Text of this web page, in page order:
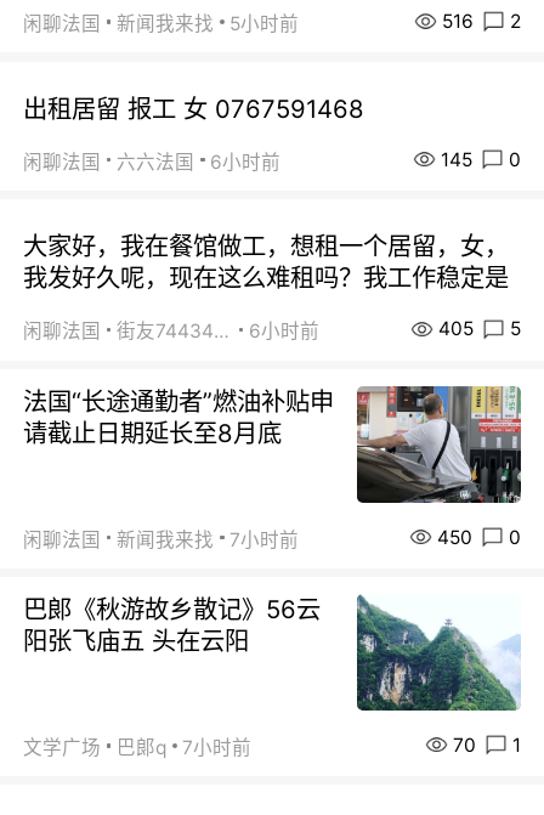
闲聊法国 新闻我来找 5小时前 516 2
出租居留 报工 女 0767591468
闲聊法国 六六法国 6小时前 145 0
大家好，我在餐馆做工，想租一个居留，女，
我发好久呢，现在这么难租吗？我工作稳定是
闲聊法国 街友74434350 6小时前 405 5
法国“长途通勤者”燃油补贴申
请截止日期延长至8月底
闲聊法国 新闻我来找 7小时前 450 0
巴郞《秋游故乡散记》56云
阳张飞庙五 头在云阳
文学广场 巴郞q 7小时前 70 1